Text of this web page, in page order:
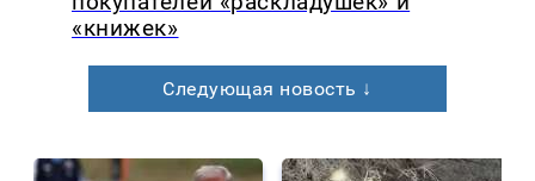
«книжек»
Следующая новость ↓